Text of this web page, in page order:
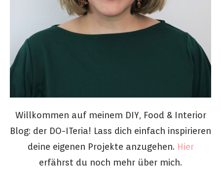
Willkommen auf meinem DIY, Food & Interior
Blog: der DO-ITeria! Lass dich einfach inspirieren
deine eigenen Projekte anzugehen. Hier
erfährst du noch mehr über mich.